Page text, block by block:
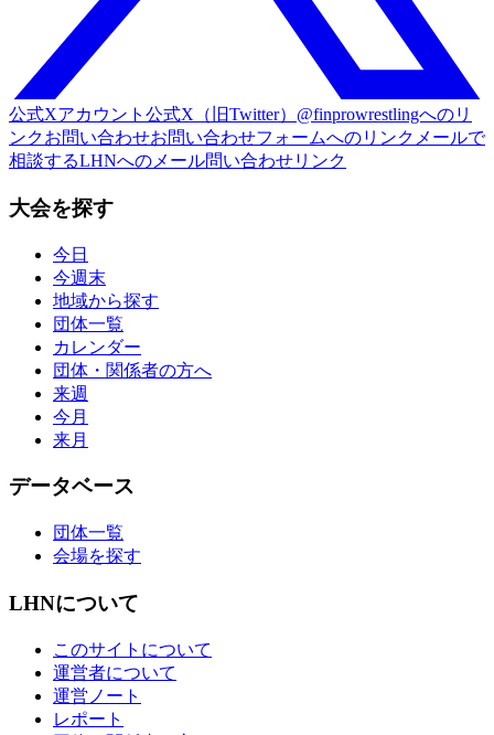
公式Xアカウント 公式X（旧Twitter）@finprowrestlingへのリ
ンクお問い合わせお問い合わせフォームへのリンク メールで
相談するLHNへのメール問い合わせリンク
大会を探す
今日
今週末
地域から探す
団体一覧
カレンダー
団体・関係者の方へ
来週
今月
来月
データベース
団体一覧
会場を探す
LHNについて
このサイトについて
運営者について
運営ノート
レポート